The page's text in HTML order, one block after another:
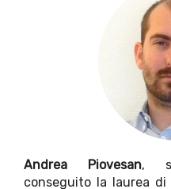
Andrea Piovesan,
conseguito la laurea